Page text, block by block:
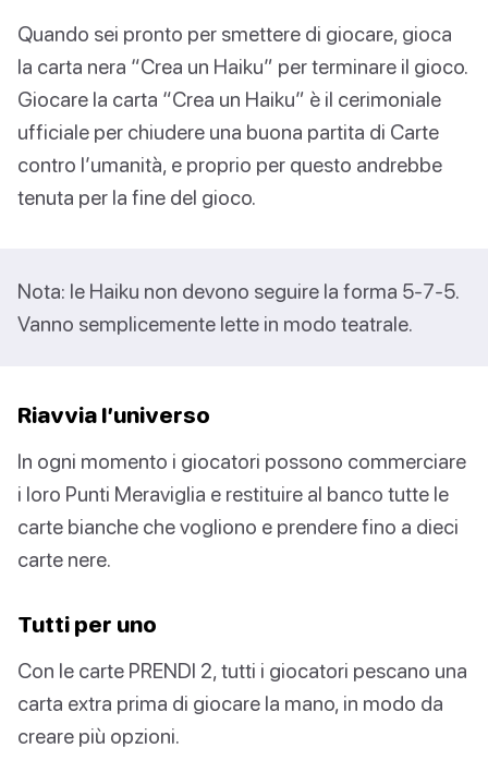
Quando sei pronto per smettere di giocare, gioca
la carta nera “Crea un Haiku” per terminare il gioco.
Giocare la carta “Crea un Haiku” è il cerimoniale
ufficiale per chiudere una buona partita di Carte
contro l’umanità, e proprio per questo andrebbe
tenuta per la fine del gioco.
Nota: le Haiku non devono seguire la forma 5-7-5.
Vanno semplicemente lette in modo teatrale.
Riavvia l’universo
In ogni momento i giocatori possono commerciare
i loro Punti Meraviglia e restituire al banco tutte le
carte bianche che vogliono e prendere fino a dieci
carte nere.
Tutti per uno
Con le carte PRENDI 2, tutti i giocatori pescano una
carta extra prima di giocare la mano, in modo da
creare più opzioni.